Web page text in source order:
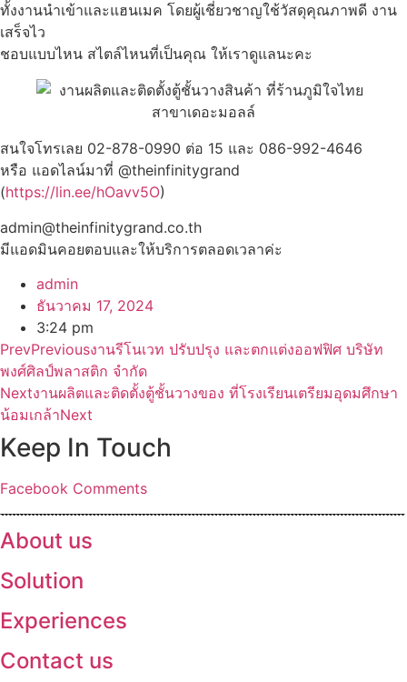
ทั้งงานนำเข้าและแฮนเมค โดยผู้เชี่ยวชาญใช้วัสดุคุณภาพดี งาน
เสร็จไว
ชอบแบบไหน สไตล์ไหนที่เป็นคุณ ให้เราดูแลนะคะ
สนใจโทรเลย 02-878-0990 ต่อ 15 และ 086-992-4646
หรือ แอดไลน์มาที่ @theinfinitygrand
(https://lin.ee/hOavv5O)
admin@theinfinitygrand.co.th
มีแอดมินคอยตอบและให้บริการตลอดเวลาค่ะ
admin
ธันวาคม 17, 2024
3:24 pm
PrevPreviousงานรีโนเวท ปรับปรุง และตกแต่งออฟฟิศ บริษัท
พงศ์ศิลป์พลาสติก จำกัด
Nextงานผลิตและติดตั้งตู้ชั้นวางของ ที่โรงเรียนเตรียมอุดมศึกษา
น้อมเกล้าNext
Keep In Touch
Facebook Comments
About us
Solution
Experiences
Contact us